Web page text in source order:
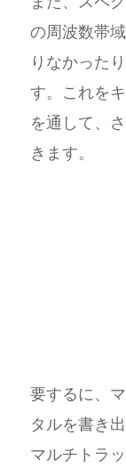
の周波数帯
りなかった
す。これを
を通して、
きます。
要するに、
タルを書き
マルチトラ